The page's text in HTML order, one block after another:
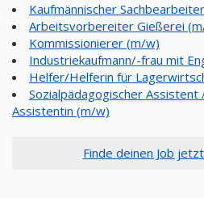
Kaufmännischer
Arbeitsvorbereiter Gießerei
Kommissionierer (m/w)
Industriekaufmann/-frau mit
Helfer/Helferin für
Sozialpädagogischer Assistent
Assistentin (m/w)
Finde deinen Job